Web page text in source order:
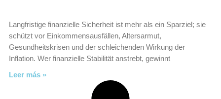
Langfristige finanzielle Sicherheit ist mehr als ein Sparziel; sie
schützt vor Einkommensausfällen, Altersarmut,
Gesundheitskrisen und der schleichenden Wirkung der
Inflation. Wer finanzielle Stabilität anstrebt, gewinnt
Leer más »